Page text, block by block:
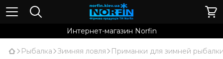
Интернет-магазин Norfin
Рыбалка Зимняя ловля Приманки для зимней